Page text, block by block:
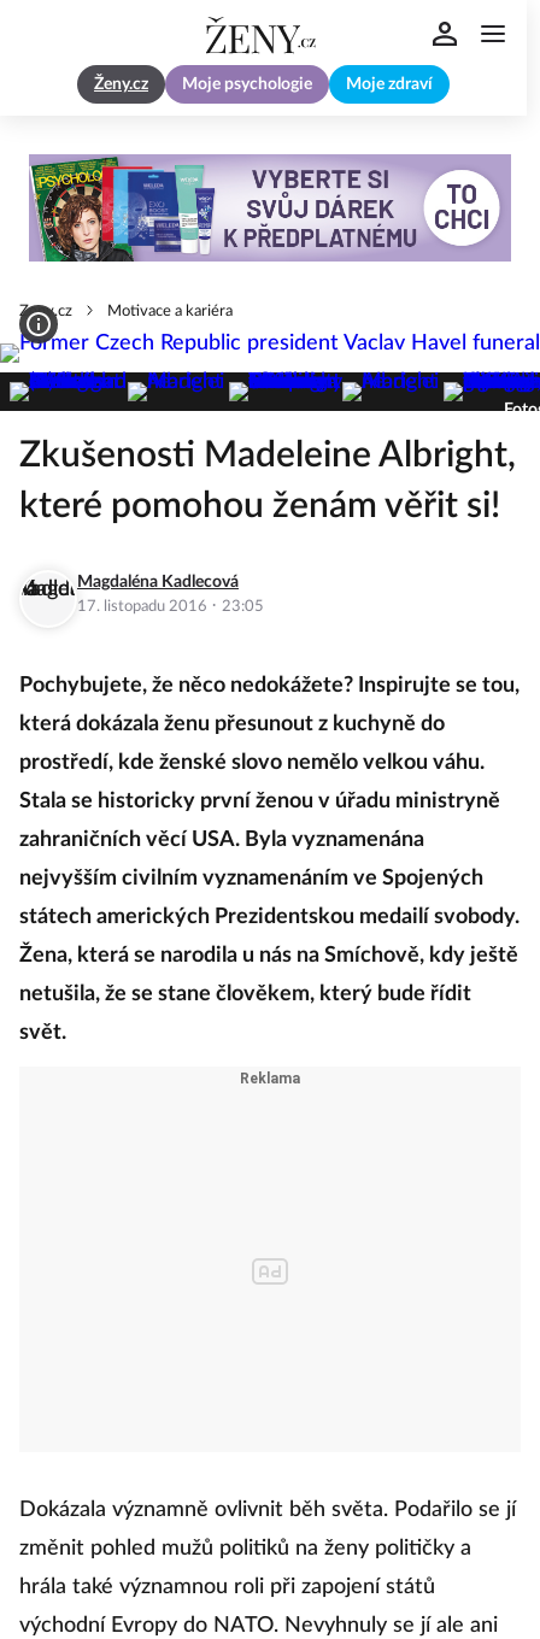
Ženy.cz Moje psychologie Moje zdraví
Zeny.cz Motivace a kariéra
Zkušenosti Madeleine Albright,
které pomohou ženám věřit si!
Magdaléna Kadlecová
17. listopadu 2016 · 23:05
Pochybujete, že něco nedokážete? Inspirujte se tou,
která dokázala ženu přesunout z kuchyně do
prostředí, kde ženské slovo nemělo velkou váhu.
Stala se historicky první ženou v úřadu ministryně
zahraničních věcí USA. Byla vyznamenána
nejvyšším civilním vyznamenáním ve Spojených
státech amerických Prezidentskou medailí svobody.
Žena, která se narodila u nás na Smíchově, kdy ještě
netušila, že se stane člověkem, který bude řídit
svět.
Dokázala významně ovlivnit běh světa. Podařilo se jí
změnit pohled mužů politiků na ženy političky a
hrála také významnou roli při zapojení států
východní Evropy do NATO. Nevyhnuly se jí ale ani